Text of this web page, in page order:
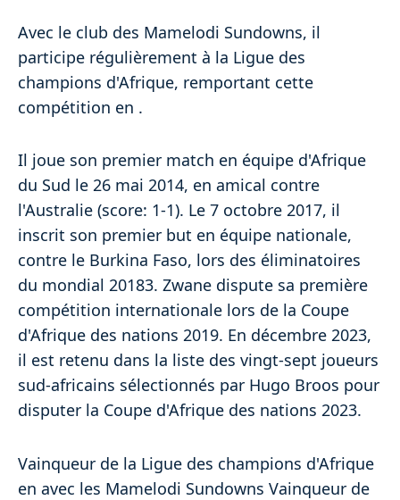
Avec le club des Mamelodi Sundowns, il
participe régulièrement à la Ligue des
champions d'Afrique, remportant cette
compétition en .
Il joue son premier match en équipe d'Afrique
du Sud le 26 mai 2014, en amical contre
l'Australie (score: 1-1). Le 7 octobre 2017, il
inscrit son premier but en équipe nationale,
contre le Burkina Faso, lors des éliminatoires
du mondial 20183. Zwane dispute sa première
compétition internationale lors de la Coupe
d'Afrique des nations 2019. En décembre 2023,
il est retenu dans la liste des vingt-sept joueurs
sud-africains sélectionnés par Hugo Broos pour
disputer la Coupe d'Afrique des nations 2023.
Vainqueur de la Ligue des champions d'Afrique
en avec les Mamelodi Sundowns Vainqueur de